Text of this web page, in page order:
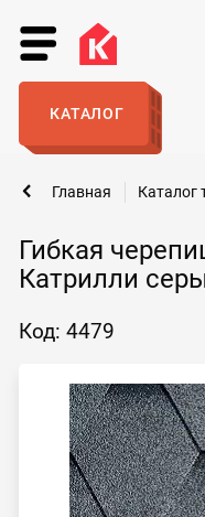
КАТАЛОГ
Гибкая
Катрилли
Главная Каталог
Код: 4479